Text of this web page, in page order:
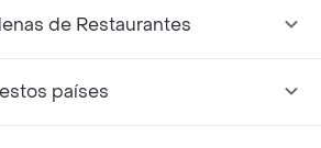
de Restaurantes
países